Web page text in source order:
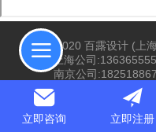
© 2020 百露设计 ( 上
上海公司
南京公司
徐州
百露
立即咨询
立即注册